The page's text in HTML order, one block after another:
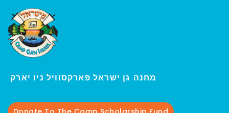
מחנה גן ישראל פארקסוויל ני